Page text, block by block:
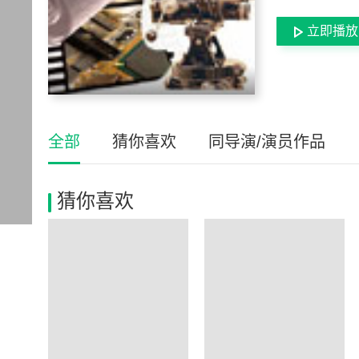
立即播放
全部 猜你喜欢 同导演/演员作品
猜你喜欢